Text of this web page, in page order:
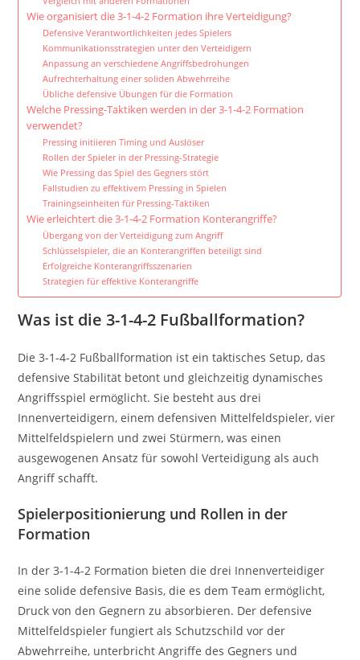
Wie organisiert die 3-1-4-2 Formation ihre Verteidigung?
Defensive Verantwortlichkeiten jedes Spielers
Kommunikationsstrategien unter den Verteidigern
Anpassung an verschiedene Angriffsbedrohungen
Aufrechterhaltung einer soliden Abwehrreihe
Übliche defensive Übungen für die Formation
Welche Pressing-Taktiken werden in der 3-1-4-2 Formation
verwendet?
Pressing initiieren Timing und Auslöser
Rollen der Spieler in der Pressing-Strategie
Wie Pressing das Spiel des Gegners stört
Fallstudien zu effektivem Pressing in Spielen
Trainingseinheiten für Pressing-Taktiken
Wie erleichtert die 3-1-4-2 Formation Konterangriffe?
Übergang von der Verteidigung zum Angriff
Schlüsselspieler, die an Konterangriffen beteiligt sind
Erfolgreiche Konterangriffsszenarien
Strategien für effektive Konterangriffe
Was ist die 3-1-4-2 Fußballformation?
Die 3-1-4-2 Fußballformation ist ein taktisches Setup, das
defensive Stabilität betont und gleichzeitig dynamisches
Angriffsspiel ermöglicht. Sie besteht aus drei
Innenverteidigern, einem defensiven Mittelfeldspieler, vier
Mittelfeldspielern und zwei Stürmern, was einen
ausgewogenen Ansatz für sowohl Verteidigung als auch
Angriff schafft.
Spielerpositionierung und Rollen in der
Formation
In der 3-1-4-2 Formation bieten die drei Innenverteidiger
eine solide defensive Basis, die es dem Team ermöglicht,
Druck von den Gegnern zu absorbieren. Der defensive
Mittelfeldspieler fungiert als Schutzschild vor der
Abwehrreihe, unterbricht Angriffe des Gegners und